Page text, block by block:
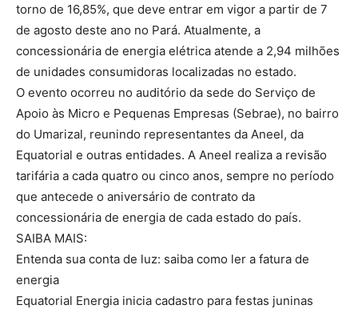
torno de 16,85%, que deve entrar em vigor a partir de 7
de agosto deste ano no Pará. Atualmente, a
concessionária de energia elétrica atende a 2,94 milhões
de unidades consumidoras localizadas no estado.
O evento ocorreu no auditório da sede do Serviço de
Apoio às Micro e Pequenas Empresas (Sebrae), no bairro
do Umarizal, reunindo representantes da Aneel, da
Equatorial e outras entidades. A Aneel realiza a revisão
tarifária a cada quatro ou cinco anos, sempre no período
que antecede o aniversário de contrato da
concessionária de energia de cada estado do país.
SAIBA MAIS:
Entenda sua conta de luz: saiba como ler a fatura de
energia
Equatorial Energia inicia cadastro para festas juninas